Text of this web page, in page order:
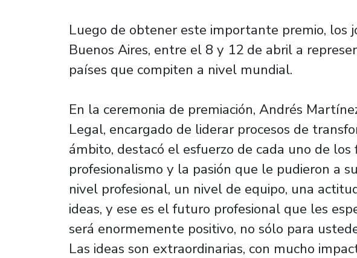
Luego de obtener este importante premio, los
Buenos Aires, entre el 8 y 12 de abril a
países que compiten a nivel mundial.
En la ceremonia de premiación, Andrés
Legal, encargado de liderar procesos de
ámbito, destacó el esfuerzo de cada uno de
profesionalismo y la pasión que le pudieron a
nivel profesional, un nivel de equipo, una
ideas, y ese es el futuro profesional que les
será enormemente positivo, no sólo para
Las ideas son extraordinarias, con mucho